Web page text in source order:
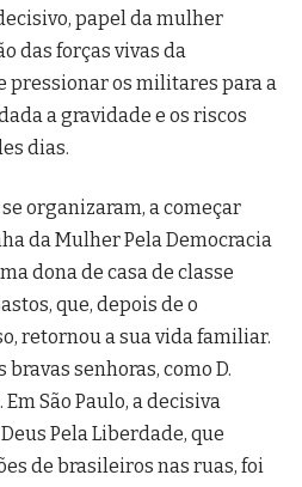
papel da mulher
das forças vivas da
pressionar os militares para a
a gravidade e os riscos
dias.
organizaram, a começar
da Mulher Pela Democracia
dona de casa de classe
que, depois de o
retornou a sua vida familiar.
senhoras, como D.
São Paulo, a decisiva
Pela Liberdade, que
de brasileiros nas ruas, foi